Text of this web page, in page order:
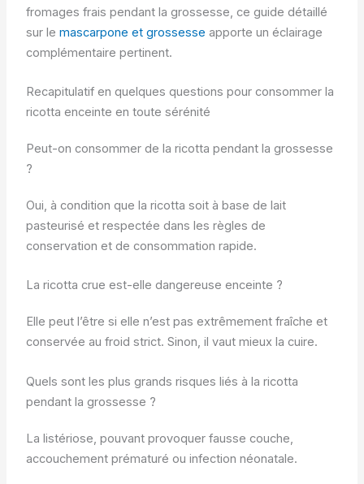
fromages frais pendant la grossesse, ce guide détaillé
sur le mascarpone et grossesse apporte un éclairage
complémentaire pertinent.
Recapitulatif en quelques questions pour consommer la
ricotta enceinte en toute sérénité
Peut-on consommer de la ricotta pendant la grossesse
?
Oui, à condition que la ricotta soit à base de lait
pasteurisé et respectée dans les règles de
conservation et de consommation rapide.
La ricotta crue est-elle dangereuse enceinte ?
Elle peut l’être si elle n’est pas extrêmement fraîche et
conservée au froid strict. Sinon, il vaut mieux la cuire.
Quels sont les plus grands risques liés à la ricotta
pendant la grossesse ?
La listériose, pouvant provoquer fausse couche,
accouchement prématuré ou infection néonatale.